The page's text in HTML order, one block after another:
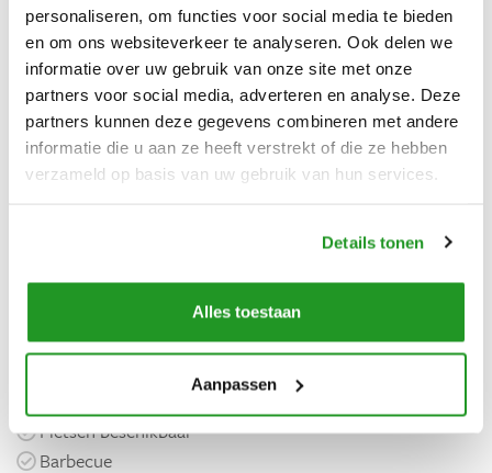
personaliseren, om functies voor social media te bieden
en om ons websiteverkeer te analyseren. Ook delen we
informatie over uw gebruik van onze site met onze
partners voor social media, adverteren en analyse. Deze
partners kunnen deze gegevens combineren met andere
informatie die u aan ze heeft verstrekt of die ze hebben
verzameld op basis van uw gebruik van hun services.
Details tonen
Alles toestaan
Aanpassen
Voorzieningen
Algemeen
Vrijstaand
Privé jacuzzi
Parkeerplaats
Oven
Kookplaat
Fietsen beschikbaar
Barbecue